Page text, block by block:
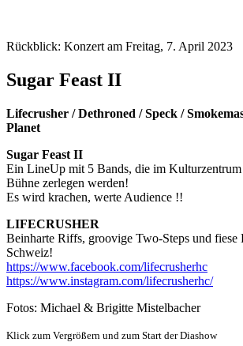
Rückblick: Konzert am Freitag, 7. April 2023
Sugar Feast II
Lifecrusher / Dethroned / Speck /
Planet
Sugar Feast II
Ein LineUp mit 5 Bands, die im
Bühne zerlegen werden!
Es wird krachen, werte Audience !!
LIFECRUSHER
Beinharte Riffs, groovige Two-Steps und fiese
Schweiz!
https://www.facebook.com/lifecrusherhc
https://www.instagram.com/lifecrusherhc/
Fotos: Michael & Brigitte Mistelbacher
Klick zum Vergrößern und zum Start der Diashow